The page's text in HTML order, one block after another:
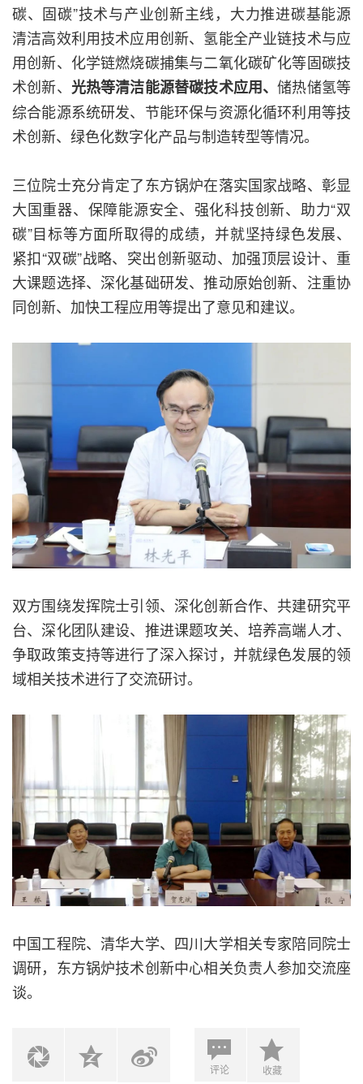
碳、固碳”技术与产业创新主线，大力推进碳基能源
清洁高效利用技术应用创新、氢能全产业链技术与应
用创新、化学链燃烧碳捕集与二氧化碳矿化等固碳技
术创新、 光热等清洁能源替碳技术应用、储热储氢等
综合能源系统研发、节能环保与资源化循环利用等技
术创新、绿色化数字化产品与制造转型等情况。
三位院士充分肯定了东方锅炉在落实国家战略、彰显
大国重器、保障能源安全、强化科技创新、助力“双
碳”目标等方面所取得的成绩，并就坚持绿色发展、
紧扣“双碳”战略、突出创新驱动、加强顶层设计、重
大课题选择、深化基础研发、推动原始创新、注重协
同创新、加快工程应用等提出了意见和建议。
双方围绕发挥院士引领、深化创新合作、共建研究平
台、深化团队建设、推进课题攻关、培养高端人才、
争取政策支持等进行了深入探讨，并就绿色发展的领
域相关技术进行了交流研讨。
中国工程院、清华大学、四川大学相关专家陪同院士
调研，东方锅炉技术创新中心相关负责人参加交流座
谈。
评论 收藏